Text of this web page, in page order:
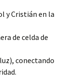
y Cristián en la
de celda de
conectando